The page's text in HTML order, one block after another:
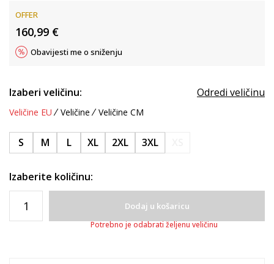
OFFER
160,99 €
Obavijesti me o sniženju
Izaberi veličinu: Odredi veličinu
Veličine EU Veličine Veličine CM
S M L XL 2XL 3XL
Izaberite količinu:
Dodaj u košaricu
Potrebno je odabrati željenu veličinu